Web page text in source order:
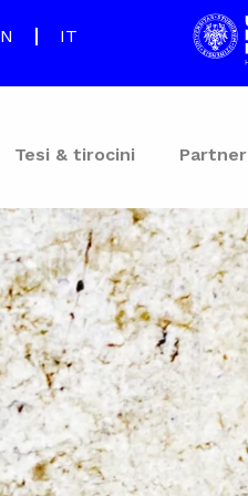
IT
Tesi & tirocini Partner